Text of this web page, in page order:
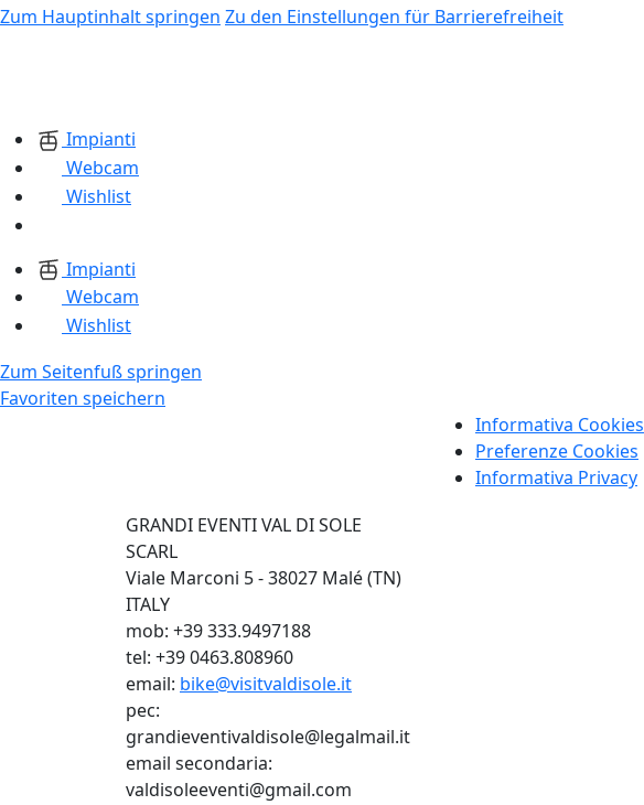
Zum Hauptinhalt springen Zu den Einstellungen für Barrierefreiheit
Impianti
Webcam
Wishlist
Impianti
Webcam
Wishlist
Zum Seitenfuß springen
Favoriten speichern
GRANDI EVENTI VAL DI SOLE
SCARL
Viale Marconi 5 - 38027 Malé (TN)
ITALY
mob: +39 333.9497188
tel: +39 0463.808960
email: bike@visitvaldisole.it
pec:
grandieventivaldisole@legalmail.it
email secondaria:
valdisoleeventi@gmail.com
Informativa Cookies
Preferenze Cookies
Informativa Privacy